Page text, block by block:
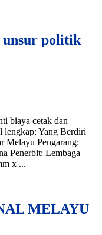
unsur politik
biaya cetak dan
lengkap: Yang Berdiri
Melayu Pengarang:
Penerbit: Lembaga
x ...
MELAYU